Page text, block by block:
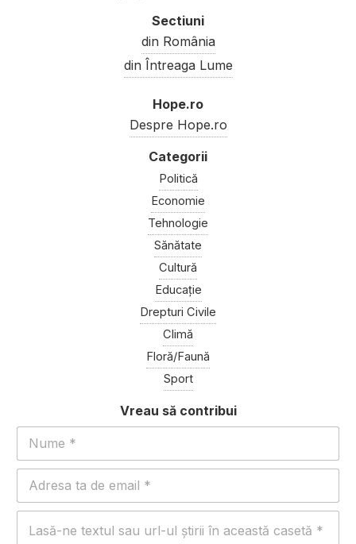
Sectiuni
din România
din Întreaga Lume
Hope.ro
Despre Hope.ro
Politică
Economie
Tehnologie
Sănătate
Cultură
Educație
Drepturi Civile
Climă
Floră/Faună
Sport